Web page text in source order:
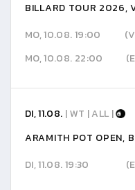
BILLARD TOUR 2026,
MO, 10.08. 19:00
MO, 10.08. 22:00
DI, 11.08. | WT | ALL |
ARAMITH POT OPEN,
DI, 11.08. 19:30